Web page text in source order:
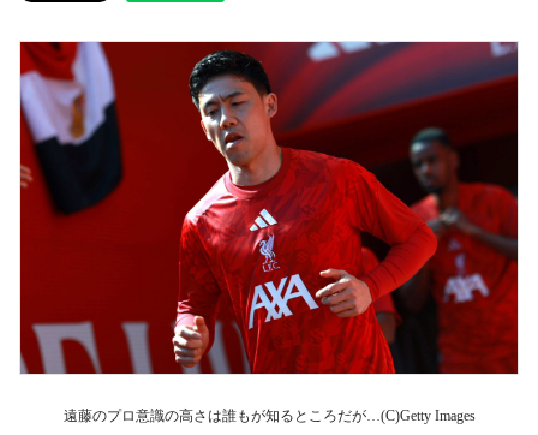
遠藤のプロ意識の高さは誰もが知るところだが…(C)Getty Images